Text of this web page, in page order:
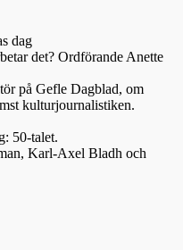
dag
det? Ordförande Anette
på Gefle Dagblad, om
kulturjournalistiken.
50-talet.
Karl-Axel Bladh och